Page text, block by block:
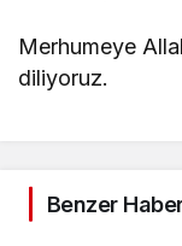
Merhumeye
diliyoruz.
Benzer